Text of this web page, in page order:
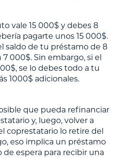
vale 15 000$ y debes 8
pagarte unos 15 000$.
saldo de tu préstamo de 8
000$. Sin embargo, si el
se lo debes todo a tu
1000$ adicionales.
que pueda refinanciar
y, luego, volver a
coprestatario lo retire del
eso implica un préstamo
de espera para recibir una